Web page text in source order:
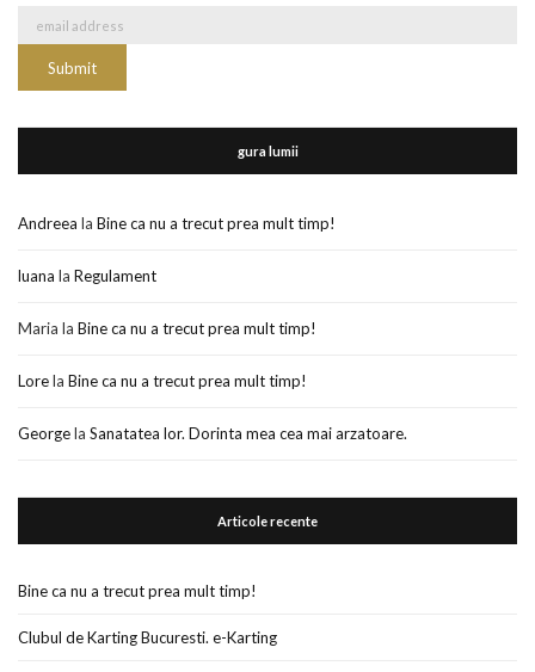
gura lumii
Andreea la Bine ca nu a trecut prea mult timp!
luana la Regulament
Maria la Bine ca nu a trecut prea mult timp!
Lorela Bine ca nu a trecut prea mult timp!
Georgela Sanatatea lor. Dorinta mea cea mai arzatoare.
Articole recente
Bine ca nu a trecut prea mult timp!
Clubul de Karting Bucuresti. e-Karting